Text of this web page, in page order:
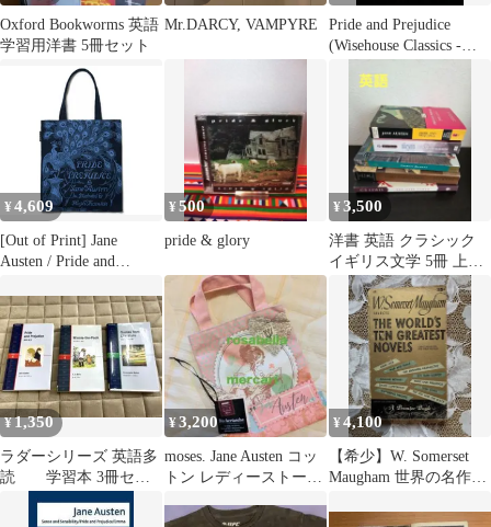
Oxford Bookworms 英語
学習用洋書 5冊セット
Mr.DARCY, VAMPYRE
Pride and Prejudice
(Wisehouse Classics -
Brock)
¥ 4,609
[Out of Print] Jane
Austen / Pride and
(Navy)
¥500
pride & glory
¥3,500
洋書 英語 クラシック
イギリス文学 5冊 上級
者向け
¥1,350
ラダーシリーズ 英語多
読 学習本 3冊セッ
¥3,200
moses. Jane Austen コッ
トン レディーストート
¥4,100
【希少】W. Somerset
Maugham 世界の名作10